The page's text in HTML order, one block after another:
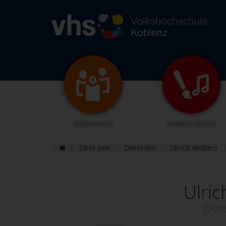
GESELLSCHAFT KUNST & KULTUR
Über uns Dozenten Ulrich Wolters